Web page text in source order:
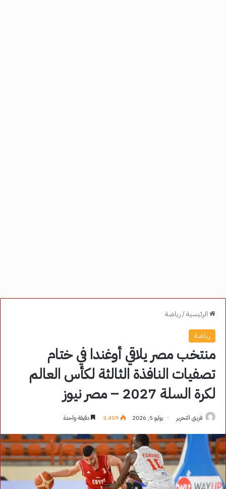
الرئيسية/رياضة
رياضة
منتخب مصر يلاقي أوغندا في ختام
تصفيات النافذة الثالثة لكأس العالم
لكرة السلة 2027 – مصر نيوز
فريق التحرير يوليو 5, 2026 3٬459 دقيقة واحدة